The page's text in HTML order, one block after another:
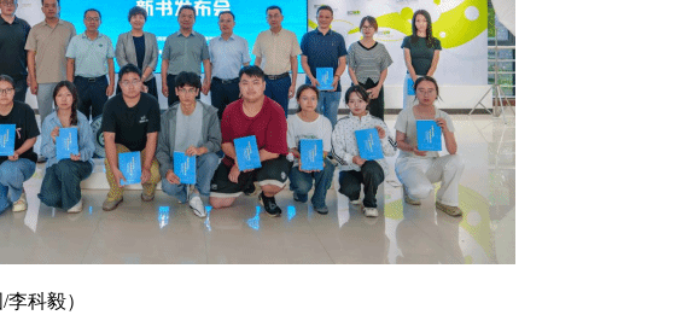
/李科毅）